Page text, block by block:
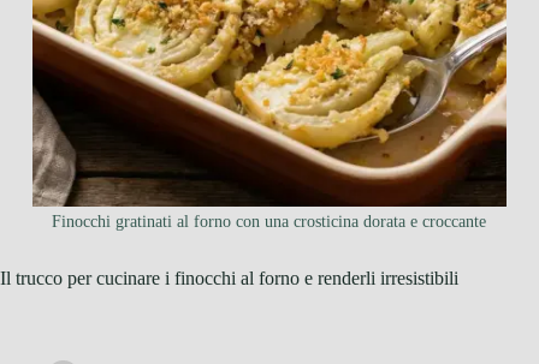
Finocchi gratinati al forno con una crosticina dorata e croccante
Il trucco per cucinare i finocchi al forno e renderli irresistibili